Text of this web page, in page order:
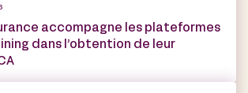
accompagne les plateformes
dans l’obtention de leur